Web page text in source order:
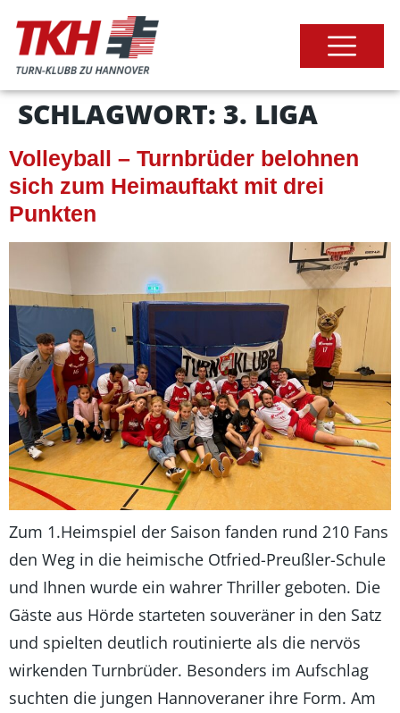
SCHLAGWORT: 3. LIGA
Volleyball – Turnbrüder belohnen
sich zum Heimauftakt mit drei
Punkten
Zum 1.Heimspiel der Saison fanden rund 210 Fans
den Weg in die heimische Otfried-Preußler-Schule
und Ihnen wurde ein wahrer Thriller geboten. Die
Gäste aus Hörde starteten souveräner in den Satz
und spielten deutlich routinierte als die nervös
wirkenden Turnbrüder. Besonders im Aufschlag
suchten die jungen Hannoveraner ihre Form. Am